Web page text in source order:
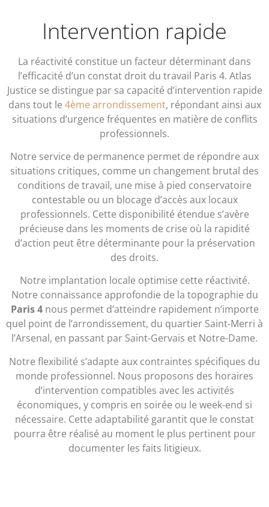
Intervention rapide
La réactivité constitue un facteur déterminant dans
l’efficacité d’un constat droit du travail Paris 4. Atlas
Justice se distingue par sa capacité d’intervention rapide
dans tout le 4ème arrondissement, répondant ainsi aux
situations d’urgence fréquentes en matière de conflits
professionnels.
Notre service de permanence permet de répondre aux
situations critiques, comme un changement brutal des
conditions de travail, une mise à pied conservatoire
contestable ou un blocage d’accès aux locaux
professionnels. Cette disponibilité étendue s’avère
précieuse dans les moments de crise où la rapidité
d’action peut être déterminante pour la préservation
des droits.
Notre implantation locale optimise cette réactivité.
Notre connaissance approfondie de la topographie du
Paris 4nous permet d’atteindre rapidement n’importe
quel point de l’arrondissement, du quartier Saint-Merri à
l’Arsenal, en passant par Saint-Gervais et Notre-Dame.
Notre flexibilité s’adapte aux contraintes spécifiques du
monde professionnel. Nous proposons des horaires
d’intervention compatibles avec les activités
économiques, y compris en soirée ou le week-end si
nécessaire. Cette adaptabilité garantit que le constat
pourra être réalisé au moment le plus pertinent pour
documenter les faits litigieux.